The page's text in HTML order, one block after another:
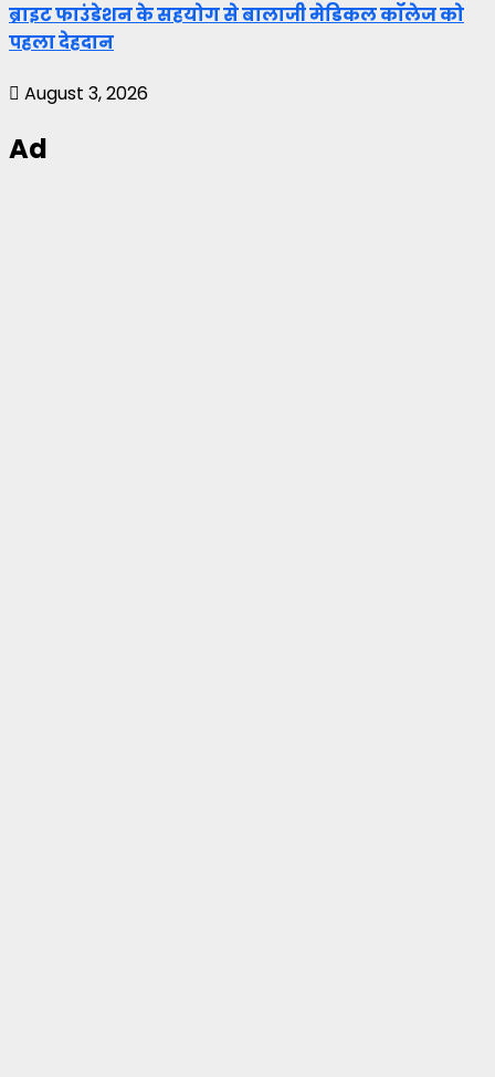
ब्राइट फाउंडेशन के सहयोग से बालाजी मेडिकल कॉलेज को
पहला देहदान
August 3, 2026
Ad